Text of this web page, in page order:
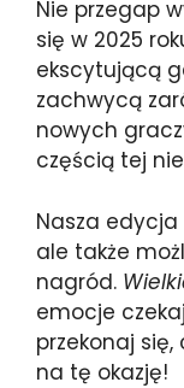
Nie przegap
się w 2025
ekscytującą
zachwycą
nowych
częścią tej
Nasza
ale także
nagród.
emocje
przekonaj
na tę okazję!